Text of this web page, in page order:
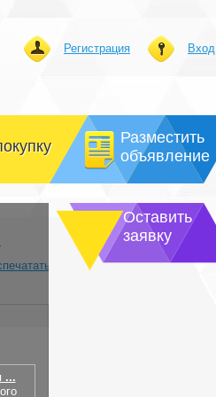
Вход
Регистрация
Разместить
объявление
...
Оставить
заявку